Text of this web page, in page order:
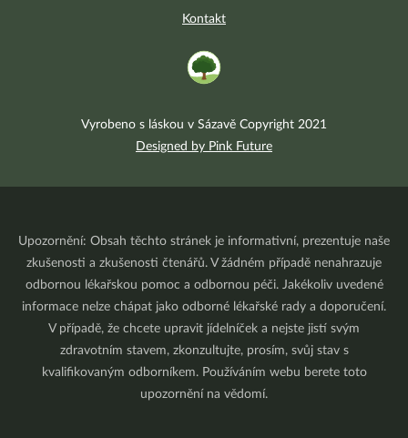
Kontakt
Vyrobeno s láskou v Sázavě Copyright 2021
Designed by Pink Future
Upozornění: Obsah těchto stránek je informativní, prezentuje naše
zkušenosti a zkušenosti čtenářů. V žádném případě nenahrazuje
odbornou lékařskou pomoc a odbornou péči. Jakékoliv uvedené
informace nelze chápat jako odborné lékařské rady a doporučení.
V případě, že chcete upravit jídelníček a nejste jistí svým
zdravotním stavem, zkonzultujte, prosím, svůj stav s
kvalifikovaným odborníkem. Používáním webu berete toto
upozornění na vědomí.